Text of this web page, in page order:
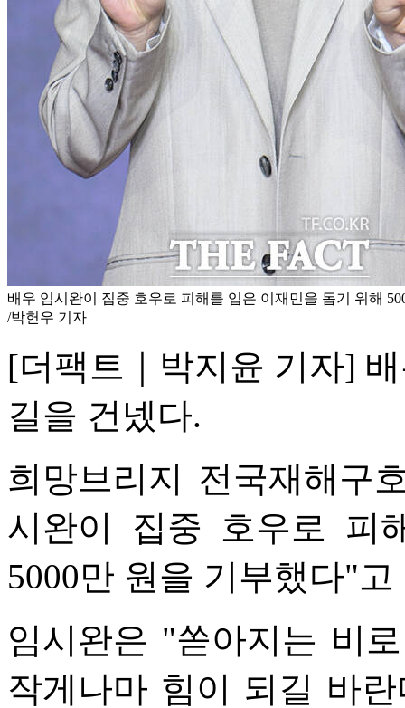
배우 임시완이 집중 호우로 피해를 입은 이재민을 돕기 위해
/박헌우 기자
[더팩트｜박지윤 기자]
길을 건넸다.
희망브리지 전국재해구
시완이 집중 호우로 피
5000만 원을 기부했다"고
임시완은 "쏟아지는 비
작게나마 힘이 되길 바